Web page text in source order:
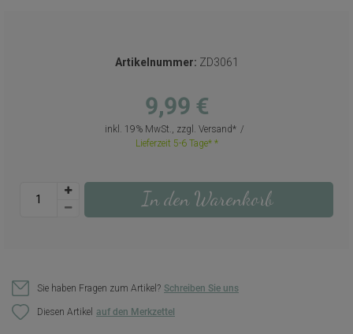
Artikelnummer: ZD3061
9,99 €
inkl. 19% MwSt., zzgl. Versand
Lieferzeit 5-6 Tage*
In den Warenkorb
Sie haben Fragen zum Artikel? Schreiben Sie uns
Diesen Artikel